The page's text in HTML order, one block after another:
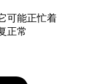
可能正忙着
正常